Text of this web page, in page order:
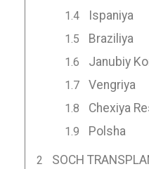
Ispaniya
Braziliya
Janubiy
Vengriya
Chexiya
Polsha
SOCH